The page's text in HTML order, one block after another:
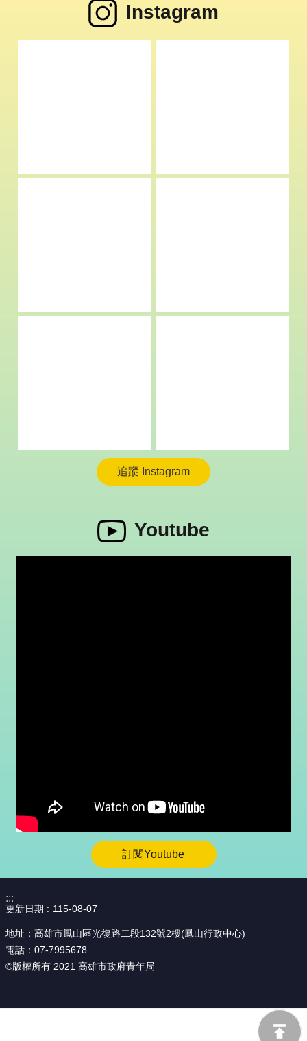
Instagram
追蹤 Instagram
Youtube
更多
:::
更新日期 115-08-07
地址：高雄市鳳山區光復路二段132號2樓(鳳山行政中心)
電話：07-7995678
©版權所有 2021 高雄市政府青年局